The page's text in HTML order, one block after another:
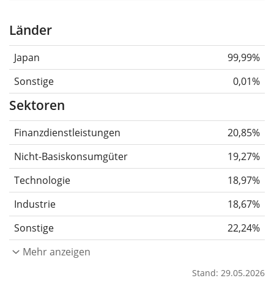
Länder
Japan
99,99%
Sonstige
0,01%
Sektoren
Finanzdienstleistungen
20,85%
Nicht-Basiskonsumgüter
19,27%
Technologie
18,97%
Industrie
18,67%
Sonstige
22,24%
Mehr anzeigen
Stand: 29.05.2026